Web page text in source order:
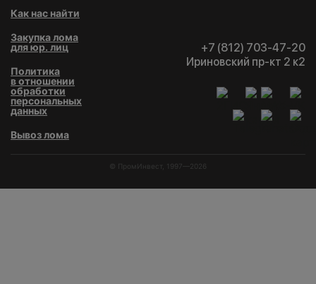
Как нас найти
Закупка лома
для юр. лиц
Политика
в отношении
обработки
персональных
данных
Вывоз лома
+7 (812) 703-47-20
Ириновский пр-кт 2 к2
© ПромИнвест, 1997—2026